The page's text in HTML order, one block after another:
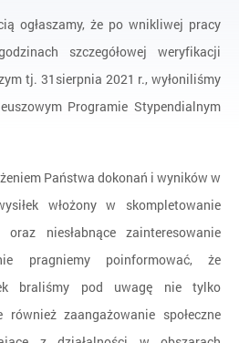
ogłaszamy, że po wnikliwej pracy
szczegółowej weryfikacji
tj. 31sierpnia 2021 r., wyłoniliśmy
Programie Stypendialnym
Państwa dokonań i wyników w
włożony w skompletowanie
oraz niesłabnące zainteresowanie
pragniemy poinformować, że
braliśmy pod uwagę nie tylko
zaangażowanie społeczne